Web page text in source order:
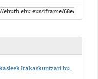
Webinarra: Ikasleek Irakaskuntzari buruz daukaten iritziari buruzko inkestak